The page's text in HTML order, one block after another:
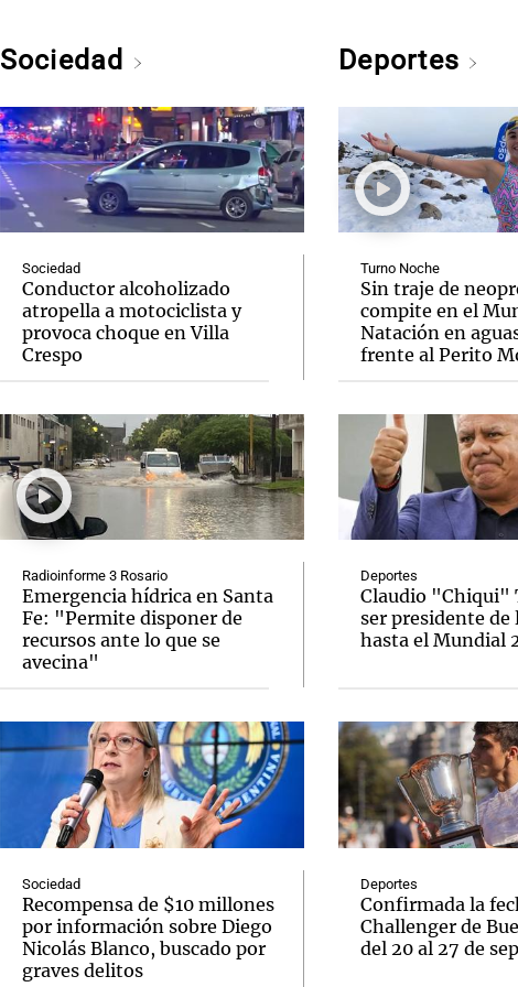
Sociedad
Sociedad
Conductor alcoholizado
atropella a motociclista y
provoca choque en Villa
Crespo
Radioinforme 3 Rosario
Emergencia hídrica en Santa
Fe: "Permite disponer de
recursos ante lo que se
avecina"
Sociedad
Recompensa de $10 millones
por información sobre Diego
Nicolás Blanco, buscado por
graves delitos
Deportes
Turno Noche
Sin traje de
compite en el
Natación en
frente al Perito
Deportes
Claudio "Chiqui"
ser presidente de
hasta el Mundial
Deportes
Confirmada la
Challenger de
del 20 al 27 de
Notas
El huracán de Arequito